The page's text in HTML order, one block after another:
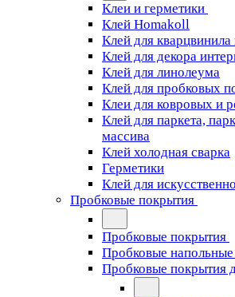
Клеи и герметики
Клей Homakoll
Клей для
Клей для декора
Клей для линолеума
Клей для пробковых
Клеи для ковровых и
Клей для паркета,
массива
Клей холодная сварка
Герметики
Клей для
Пробковые покрытия
Пробковые покрытия
Пробковые
Пробковые покрытия